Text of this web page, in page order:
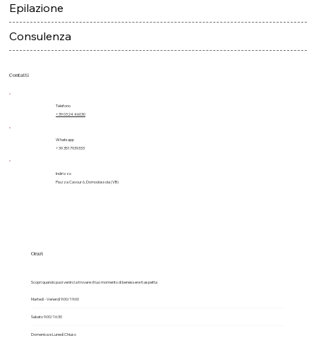
Contatti
Telefono
+39 0324 46030
Whatsapp
+39 3517939333
Indirizzo
Piazza Cavour 6, Domodossola (VB)
Epilazione
Consulenza
Orari
Scopri quando puoi venirci a trovare: il tuo momento di benessere ti aspetta
Martedì - Venerdì 9:00/19:00
Sabato 9:00/16:30
Domenica e Lunedì Chiuso